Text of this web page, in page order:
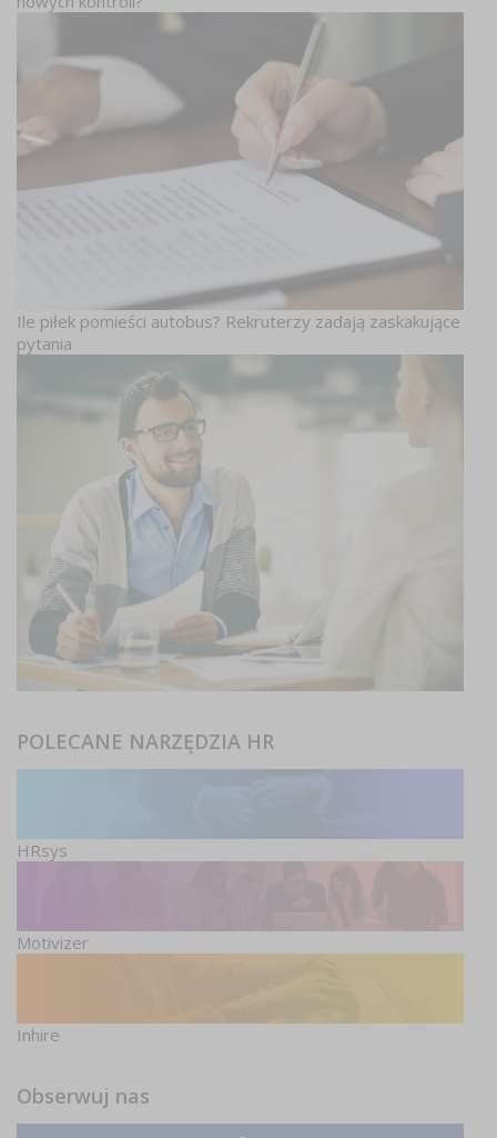
Ile piłek pomieści autobus? Rekruterzy zadają zaskakujące
pytania
POLECANE NARZĘDZIA HR
HRsys
Motivizer
Inhire
Obserwuj nas